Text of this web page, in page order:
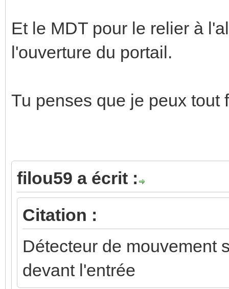
Et le MDT pour le relier à
l'ouverture du portail.
Tu penses que je peux
filou59 a écrit :
Citation :
Détecteur de mouvement
devant l'entrée